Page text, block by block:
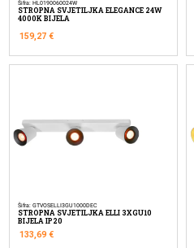
Šifra: HL0190060024W
STROPNA SVJETILJKA ELEGANCE 24W
4000K BIJELA
159,27 €
Šifra: GTVOSELLI3GU1000DEC
STROPNA SVJETILJKA ELLI 3XGU10
BIJELA IP20
133,69€